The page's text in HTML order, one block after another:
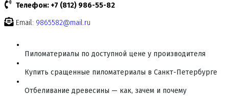
Телефон: +7 (812) 986-55-82
Email: 9865582@mail.ru
Пиломатериалы по доступной цене у производителя
Купить сращенные пиломатериалы в Санкт-Петербурге
Отбеливание древесины — как, зачем и почему